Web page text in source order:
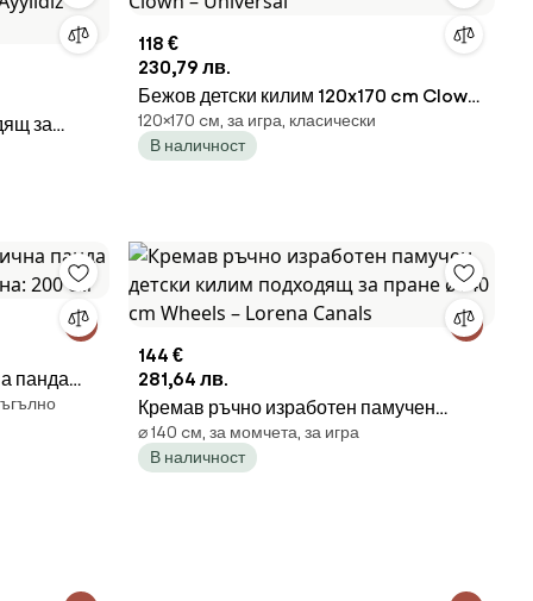
за
118 €
230,79 лв.
Бежов детски килим 120x170 cm Clown
– Universal
120×170 cм, за игра, класически
В наличност
панда
см
144 €
281,64 лв.
Кремав ръчно изработен памучен
детски килим подходящ за пране ø140
cm Wheels – Lorena Canals
⌀ 140 cм, за момчета, за игра
В наличност